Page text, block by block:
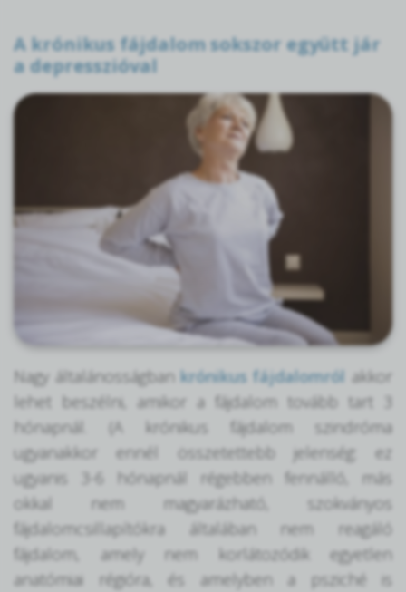
A krónikus fájdalom sokszor együtt jár
a depresszióval
Nagy általánosságbankrónikus fájdalomról akkor
lehet beszélni, amikor a fájdalom tovább tart 3
hónapnál. (A krónikus fájdalom szindróma
ugyanakkor ennél összetettebb jelenség: ez
ugyanis 3-6 hónapnál régebben fennálló, más
okkal nem magyarázható, szokványos
fájdalomcsillapítókra általában nem reagáló
fájdalom, amely nem korlátozódik egyetlen
anatómiai régióra, és amelyben a psziché is